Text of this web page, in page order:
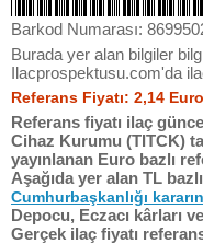
Barkod Numarası:
Burada yer alan bilgiler
Ilacprospektusu.com'da
Referans Fiyatı: 2,14 Euro
Referans fiyatı ilaç
Cihaz Kurumu (TITCK)
yayınlanan Euro bazlı
Aşağıda yer alan TL
Cumhurbaşkanlığı
Depocu, Eczacı kârları
Gerçek ilaç fiyatı